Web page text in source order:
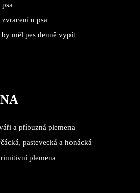
u psa
měl pes denně vypít
a příbuzná plemena
pastevecká a honácká
plemena